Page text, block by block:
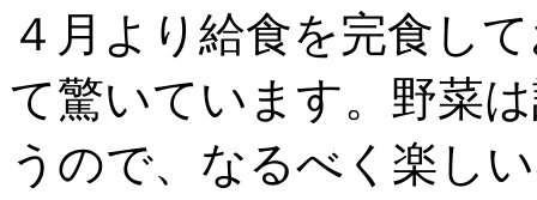
４月より給食を完食し
て驚いています。野菜
うので、なるべく楽し